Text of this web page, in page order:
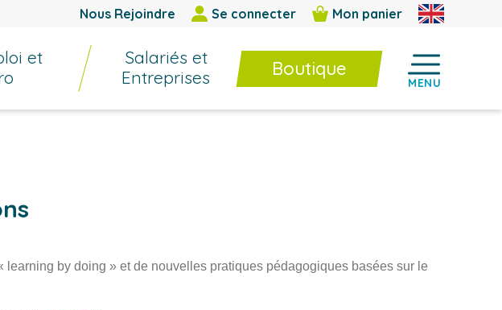
Nous Rejoindre Se connecter Mon panier
et
Salariés et
Entreprises
Boutique
MENU
by doing » et de nouvelles pratiques pédagogiques basées sur le